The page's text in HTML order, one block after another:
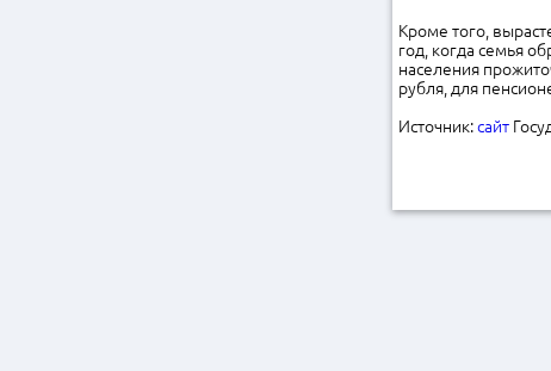
Кроме того,
год, когда семья
населения
рубля, для
Источник:сайт